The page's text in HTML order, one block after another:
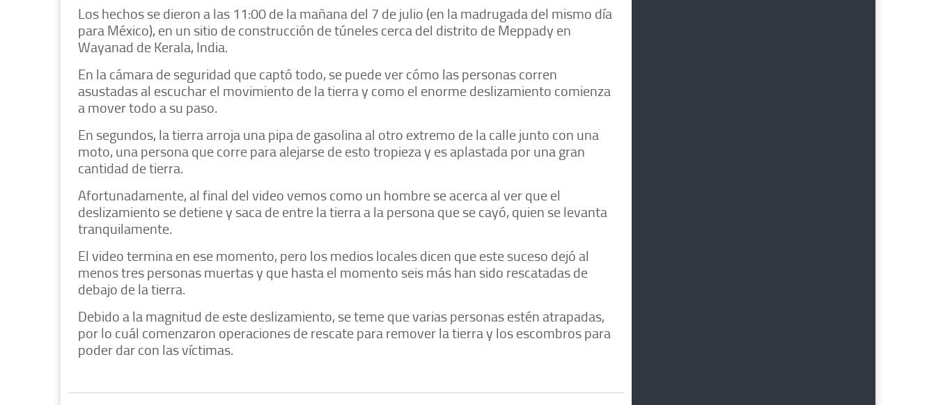
Los hechos se dieron a las 11:00 de la mañana del 7 de julio (en la madrugada del mismo día
para México), en un sitio de construcción de túneles cerca del distrito de Meppady en
Wayanad de Kerala, India.
En la cámara de seguridad que captó todo, se puede ver cómo las personas corren
asustadas al escuchar el movimiento de la tierra y como el enorme deslizamiento comienza
a mover todo a su paso.
En segundos, la tierra arroja una pipa de gasolina al otro extremo de la calle junto con una
moto, una persona que corre para alejarse de esto tropieza y es aplastada por una gran
cantidad de tierra.
Afortunadamente, al final del video vemos como un hombre se acerca al ver que el
deslizamiento se detiene y saca de entre la tierra a la persona que se cayó, quien se levanta
tranquilamente.
El video termina en ese momento, pero los medios locales dicen que este suceso dejó al
menos tres personas muertas y que hasta el momento seis más han sido rescatadas de
debajo de la tierra.
Debido a la magnitud de este deslizamiento, se teme que varias personas estén atrapadas,
por lo cuál comenzaron operaciones de rescate para remover la tierra y los escombros para
poder dar con las víctimas.